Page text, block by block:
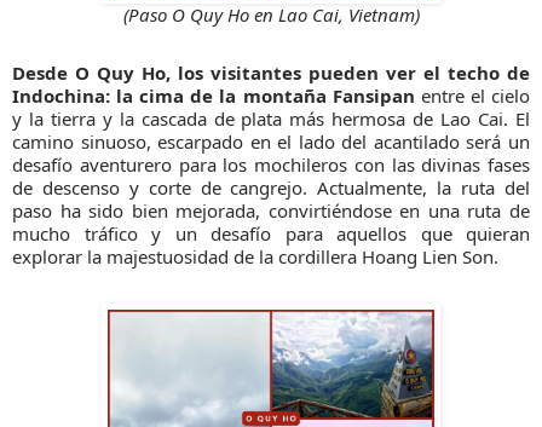
(Paso O Quy Ho en Lao Cai, Vietnam)
Desde O Quy Ho, los visitantes pueden ver el techo de
Indochina: la cima de la montaña Fansipan entre el cielo
y la tierra y la cascada de plata más hermosa de Lao Cai. El
camino sinuoso, escarpado en el lado del acantilado será un
desafío aventurero para los mochileros con las divinas fases
de descenso y corte de cangrejo. Actualmente, la ruta del
paso ha sido bien mejorada, convirtiéndose en una ruta de
mucho tráfico y un desafío para aquellos que quieran
explorar la majestuosidad de la cordillera Hoang Lien Son.